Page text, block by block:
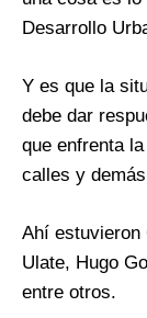
Desarrollo
Y es que la
debe dar
que enfrenta
calles y
Ahí estuvieron
Ulate, Hugo
entre otros.